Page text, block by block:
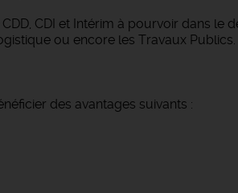
CDI et Intérim à pourvoir dans
ou encore les Travaux Publics.
des avantages suivants :